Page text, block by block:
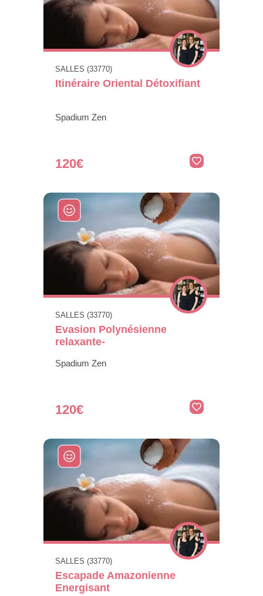
SALLES (33770)
Itinéraire Oriental Détoxifiant
Spadium Zen
120€
SALLES (33770)
Evasion Polynésienne
relaxante-
Spadium Zen
120€
SALLES (33770)
Escapade Amazonienne
Energisant